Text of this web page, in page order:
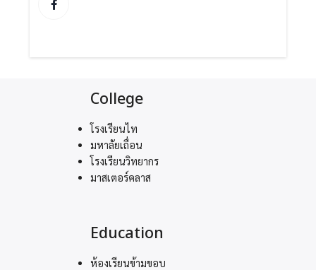
College
โรงเรียนไท
มหาลัยเถื่อน
โรงเรียนวิทยากร
มาสเตอร์คลาส
Education
ห้องเรียนข้ามขอบ